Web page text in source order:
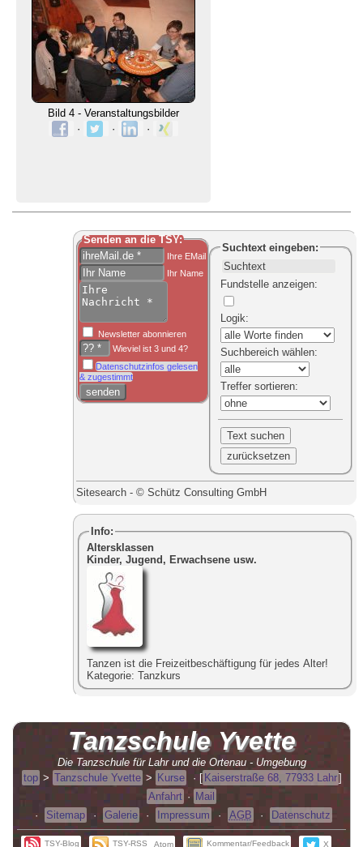
Bild 4 - Veranstaltungsbilder
·
· ·
Senden an die TSY:
Ihre EMail
Ihr Name
Newsletter abonnieren
Wieviel ist 3 und 4?
Datenschutzinfos gelesen
& zugestimmt
Suchtext eingeben:
Fundstelle anzeigen:
Logik:
Suchbereich wählen:
Treffer sortieren:
Sitesearch - © Schütz Consulting GmbH
Info:
Altersklassen
Kinder, Jugend, Erwachsene usw.
Tanzen ist die Freizeitbeschäftigung für jedes Alter!
Kategorie:Tanzkurs
Tanzschule Yvette
Die Tanzschule für Lahr und die Ortenau - Umgebung
top > Tanzschule Yvette > Kurse · [ Kaiserstraße 68, 77933 Lahr]
Anfahrt · Mail
·
Sitemap · Galerie · Impressum · AGB · Datenschutz
TSY-Blog TSY-RSS Atom Kommentar/Feedback X